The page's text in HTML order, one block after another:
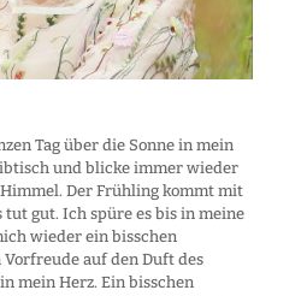
Tag über die Sonne in mein
und blicke immer wieder
Der Frühling kommt mit
tut gut. Ich spüre es bis in meine
wieder ein bisschen
auf den Duft des
mein Herz. Ein bisschen